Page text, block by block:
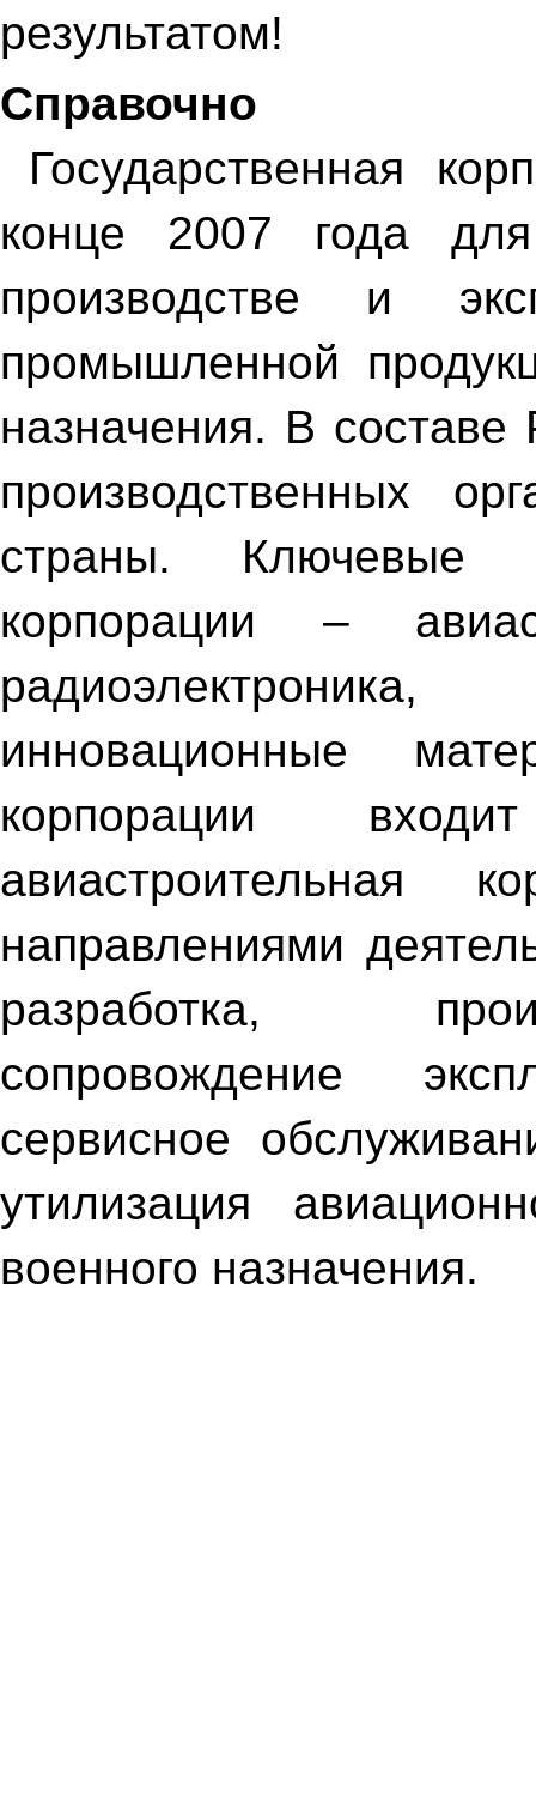
результатом!
Справочно
Государственная
конце 2007 года
производстве и
промышленной
назначения. В
производственных
страны. Ключевые
корпорации –
радиоэлектроника,
инновационные
корпорации
авиастроительная
направлениями
разработка,
сопровождение
сервисное
утилизация
военного назначения.